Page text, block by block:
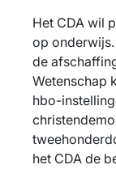
Het CDA wil
op
de
Wetenschap
hbo-
het CDA de